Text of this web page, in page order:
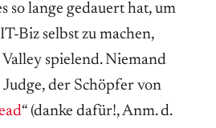
so lange gedauert hat, um
Biz selbst zu machen,
spielend. Niemand
der Schöpfer von
“ (danke dafür!, Anm. d.